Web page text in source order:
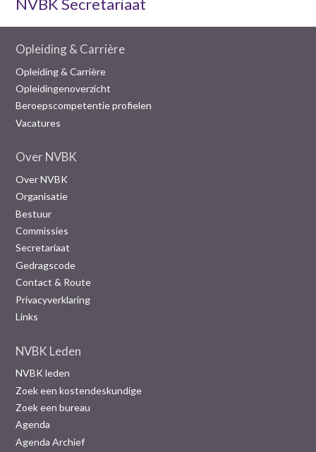
NVBK Secretariaat
Opleiding & Carrière
Opleiding & Carrière
Opleidingenoverzicht
Beroepscompetentie profielen
Vacatures
Over NVBK
Over NVBK
Organisatie
Bestuur
Commissies
Secretariaat
Gedragscode
Contact & Route
Privacyverklaring
Links
NVBK Leden
NVBK leden
Zoek een kostendeskundige
Zoek een bureau
Agenda
Agenda Archief